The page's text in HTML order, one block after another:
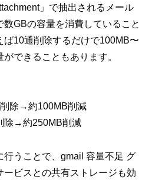
」で抽出されるメール
数GBの容量を消費していること
ば10通削除するだけで100MB〜
できることもあります。
除→約100MB削減
除→約250MB削減
行うことで、gmail 容量不足 グ
ービスとの共有ストレージも効